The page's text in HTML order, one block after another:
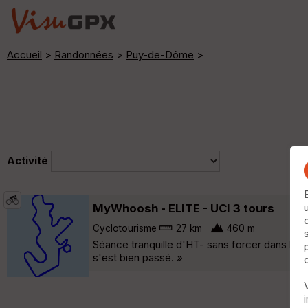
Accueil > Randonnées > Puy-de-Dôme >
Activité
MyWhoosh - ELITE - UCI 3 tours
Cyclotourisme 27 km 460 m
Séance tranquille d'HT- sans forcer dans
s'est bien passé. »